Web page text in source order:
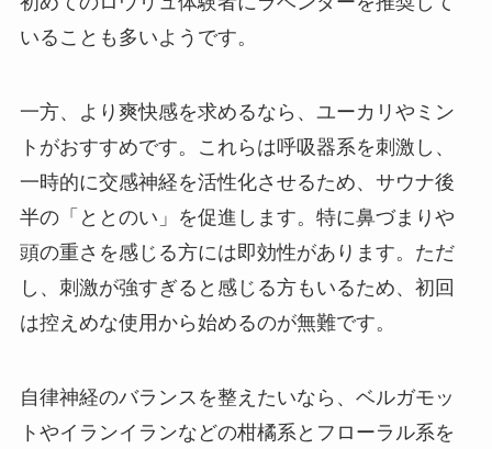
いることも多いようです。
一方、より爽快感を求めるなら、ユーカリやミン
トがおすすめです。これらは呼吸器系を刺激し、
一時的に交感神経を活性化させるため、サウナ後
半の「ととのい」を促進します。特に鼻づまりや
頭の重さを感じる方には即効性があります。ただ
し、刺激が強すぎると感じる方もいるため、初回
は控えめな使用から始めるのが無難です。
自律神経のバランスを整えたいなら、ベルガモッ
トやイランイランなどの柑橘系とフローラル系を